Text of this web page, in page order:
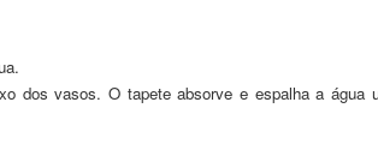
dos vasos. O tapete absorve e espalha a